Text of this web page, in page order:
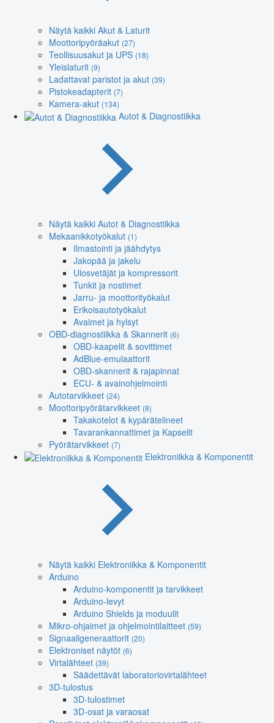
Näytä kaikki Akut & Laturit
Moottoripyöräakut (27)
Teollisuusakut ja UPS (18)
Yleislaturit (9)
Ladattavat paristot ja akut (39)
Pistokeadapterit (7)
Kamera-akut (134)
Autot & Diagnostiikka
Näytä kaikki Autot & Diagnostiikka
Mekaanikkotyökalut (1)
Ilmastointi ja jäähdytys
Jakopää ja jakelu
Ulosvetäjät ja kompressorit
Tunkit ja nostimet
Jarru- ja moottorityökalut
Erikoisautotyökalut
Avaimet ja hylsyt
OBD-diagnostiikka & Skannerit (6)
OBD-kaapelit & sovittimet
AdBlue-emulaattorit
OBD-skannerit & rajapinnat
ECU- & avainohjelmointi
Autotarvikkeet (24)
Moottoripyörätarvikkeet (8)
Takakotelot & kypärätelineet
Tavarankannattimet ja Kapselit
Pyörätarvikkeet (7)
Elektroniikka & Komponentit
Näytä kaikki Elektroniikka & Komponentit
Arduino
Arduino-komponentit ja tarvikkeet
Arduino-levyt
Arduino Shields ja moduulit
Mikro-ohjaimet ja ohjelmointilaitteet (59)
Signaaligeneraattorit (20)
Elektroniset näytöt (6)
Virtalähteet (39)
Säädettävät laboratoriovirtalähteet
3D-tulostus
3D-tulostimet
3D-osat ja varaosat